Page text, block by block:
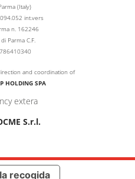
(Italy)
int.vers
n. 162246
di Parma C.F.
and coordination of
HOLDING SPA
extera
S.r.l.
recogida